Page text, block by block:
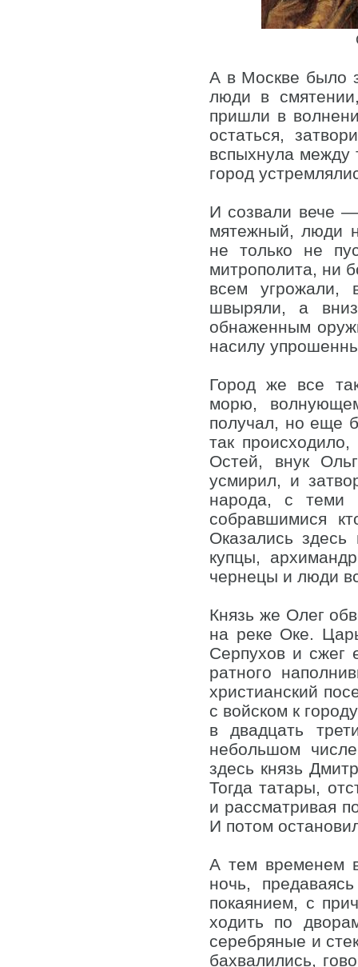
А в Москве было
люди в
пришли в
остаться,
вспыхнула между
город
И созвали вече
мятежный, люди
не только не
митрополита, ни
всем угрожали,
швыряли, а
обнаженным
насилу
Город же все
морю,
получал, но еще
так
Остей, внук
усмирил, и
народа, с теми
собравшимися
Оказались
купцы,
чернецы и люди
Князь же Олег
на реке Оке.
Серпухов и сжег
ратного
христианский
с войском к
в двадцать
небольшом
здесь князь
Тогда татары,
и рассматривая
И потом
А тем временем
ночь,
покаянием, с
ходить по
серебряные и
бахвалились,